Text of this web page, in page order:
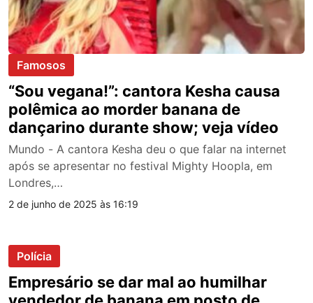
Famosos
“Sou vegana!”: cantora Kesha causa
polêmica ao morder banana de
dançarino durante show; veja vídeo
Mundo - A cantora Kesha deu o que falar na internet
após se apresentar no festival Mighty Hoopla, em
Londres,…
2 de junho de 2025 às 16:19
Polícia
Empresário se dar mal ao humilhar